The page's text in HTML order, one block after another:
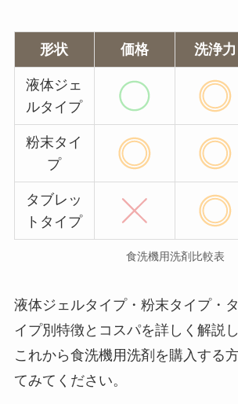
形状 価格 洗浄力
液体ジェ
ルタイプ
粉末タイ
プ
タブレッ
トタイプ
食洗機用洗剤比較表
液体ジェルタイプ・粉末タイプ・
イプ別特徴とコスパを詳しく解説
これから食洗機用洗剤を購入する
てみてください。